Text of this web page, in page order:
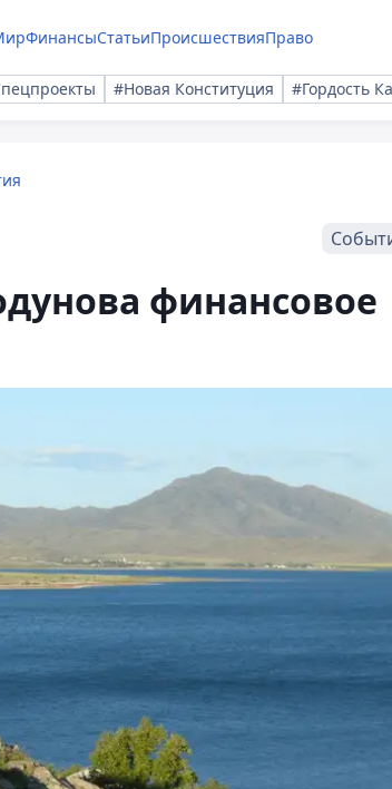
ФинансыСтатьиПроисшествияПраво
#Новая Конституция #Гордость
финансовое